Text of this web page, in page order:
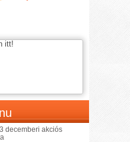
itt!
decemberi akciós